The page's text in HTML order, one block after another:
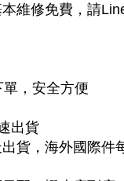
本維修免費，請
單，安全方便
出貨
貨，海外國際件